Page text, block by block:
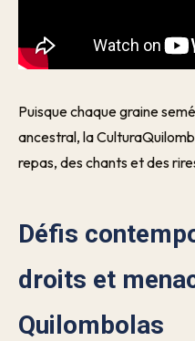
Puisque chaque graine
ancestral, la
repas, des chants et des
Défis
droits et
Quilombolas